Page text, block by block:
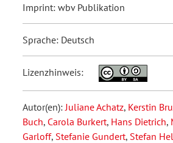
Imprint: wbv Publikation
Sprache: Deutsch
Lizenzhinweis:
Autor(en): Juliane Achatz, Kerstin
Buch, Carola Burkert, Hans Dietrich,
Garloff, Stefanie Gundert, Stefan